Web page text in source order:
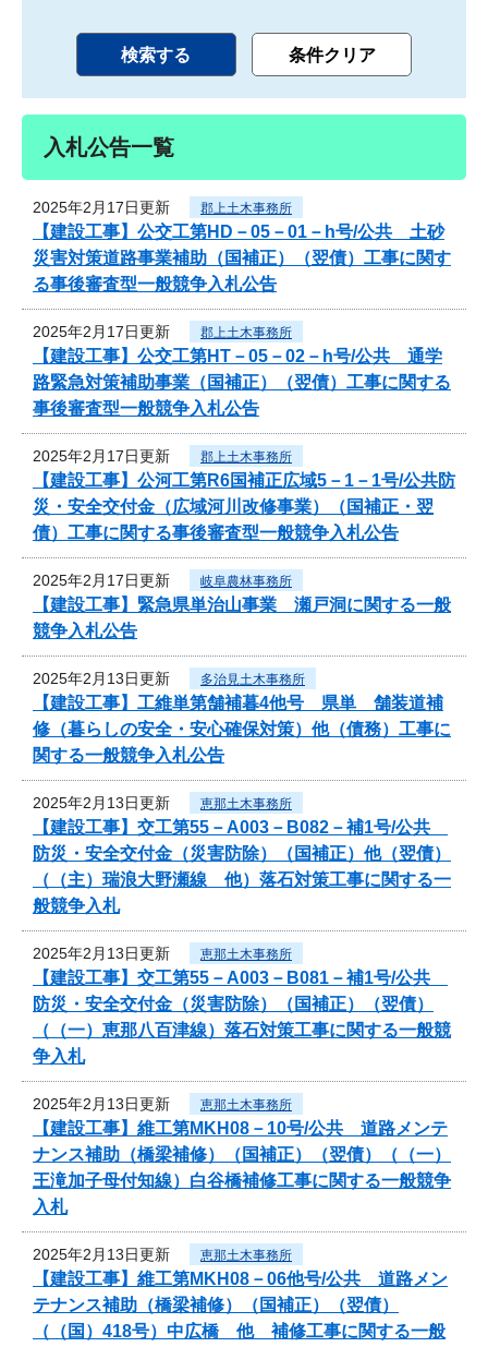
入札公告一覧
2025年2月17日更新 郡上土木事務所
【建設工事】公交工第HD－05－01－h号/公共 土砂
災害対策道路事業補助（国補正）（翌債）工事に関す
る事後審査型一般競争入札公告
2025年2月17日更新 郡上土木事務所
【建設工事】公交工第HT－05－02－h号/公共 通学
路緊急対策補助事業（国補正）（翌債）工事に関する
事後審査型一般競争入札公告
2025年2月17日更新 郡上土木事務所
【建設工事】公河工第R6国補正広域5－1－1号/公共防
災・安全交付金（広域河川改修事業）（国補正・翌
債）工事に関する事後審査型一般競争入札公告
2025年2月17日更新 岐阜農林事務所
【建設工事】緊急県単治山事業 瀬戸洞に関する一般
競争入札公告
2025年2月13日更新 多治見土木事務所
【建設工事】工維単第舗補暮4他号 県単 舗装道補
修（暮らしの安全・安心確保対策）他（債務）工事に
関する一般競争入札公告
2025年2月13日更新 恵那土木事務所
【建設工事】交工第55－A003－B082－補1号/公共
防災・安全交付金（災害防除）（国補正）他（翌債）
（（主）瑞浪大野瀬線 他）落石対策工事に関する一
般競争入札
2025年2月13日更新 恵那土木事務所
【建設工事】交工第55－A003－B081－補1号/公共
防災・安全交付金（災害防除）（国補正）（翌債）
（（一）恵那八百津線）落石対策工事に関する一般競
争入札
2025年2月13日更新 恵那土木事務所
【建設工事】維工第MKH08－10号/公共 道路メンテ
ナンス補助（橋梁補修）（国補正）（翌債）（（一）
王滝加子母付知線）白谷橋補修工事に関する一般競争
入札
2025年2月13日更新 恵那土木事務所
【建設工事】維工第MKH08－06他号/公共 道路メン
テナンス補助（橋梁補修）（国補正）（翌債）
（（国）418号）中広橋 他 補修工事に関する一般